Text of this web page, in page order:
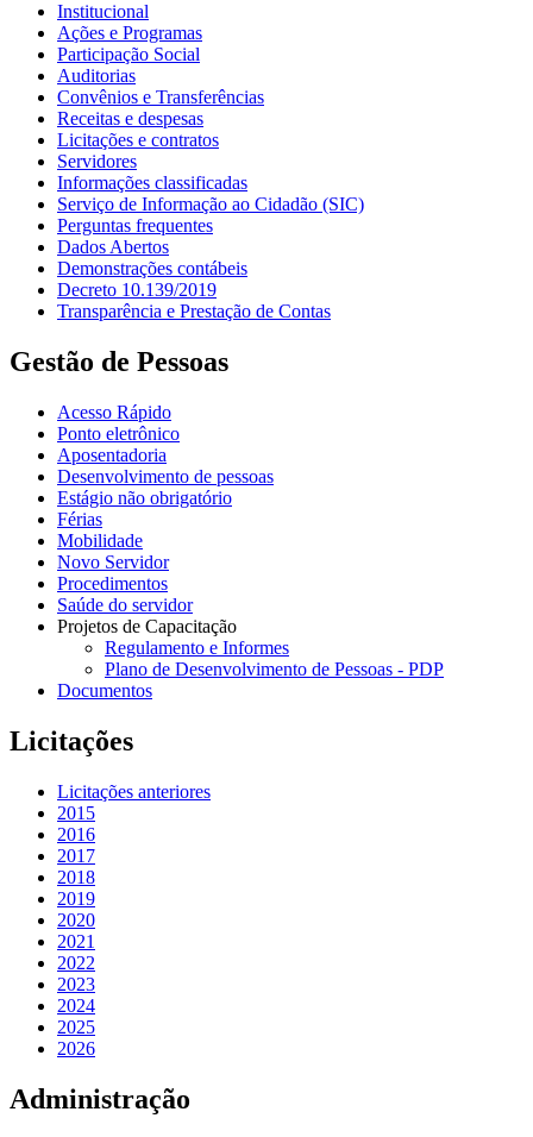
Institucional
Ações e Programas
Participação Social
Auditorias
Convênios e Transferências
Receitas e despesas
Licitações e contratos
Servidores
Informações classificadas
Serviço de Informação ao Cidadão (SIC)
Perguntas frequentes
Dados Abertos
Demonstrações contábeis
Decreto 10.139/2019
Transparência e Prestação de Contas
Gestão de Pessoas
Acesso Rápido
Ponto eletrônico
Aposentadoria
Desenvolvimento de pessoas
Estágio não obrigatório
Férias
Mobilidade
Novo Servidor
Procedimentos
Saúde do servidor
Projetos de Capacitação
Regulamento e Informes
Plano de Desenvolvimento de Pessoas - PDP
Documentos
Licitações
Licitações anteriores
2015
2016
2017
2018
2019
2020
2021
2022
2023
2024
2025
2026
Administração